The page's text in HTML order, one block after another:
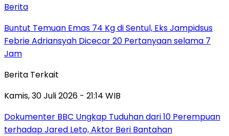
Berita
Buntut Temuan Emas 74 Kg di Sentul, Eks Jampidsus
Febrie Adriansyah Dicecar 20 Pertanyaan selama 7
Jam
Berita Terkait
Kamis, 30 Juli 2026 - 21:14 WIB
Dokumenter BBC Ungkap Tuduhan dari 10 Perempuan
terhadap Jared Leto, Aktor Beri Bantahan